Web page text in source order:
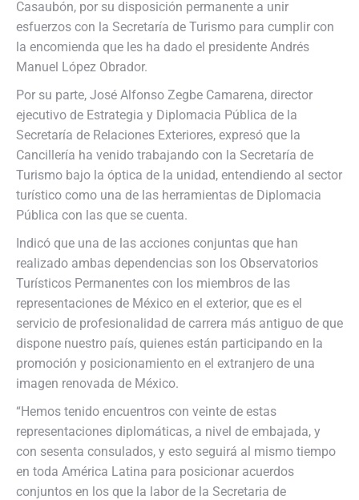
Casaubón, por su disposición permanente a unir
esfuerzos con la Secretaría de Turismo para cumplir con
la encomienda que les ha dado el presidente Andrés
Manuel López Obrador.
Por su parte, José Alfonso Zegbe Camarena, director
ejecutivo de Estrategia y Diplomacia Pública de la
Secretaría de Relaciones Exteriores, expresó que la
Cancillería ha venido trabajando con la Secretaría de
Turismo bajo la óptica de la unidad, entendiendo al sector
turístico como una de las herramientas de Diplomacia
Pública con las que se cuenta.
Indicó que una de las acciones conjuntas que han
realizado ambas dependencias son los Observatorios
Turísticos Permanentes con los miembros de las
representaciones de México en el exterior, que es el
servicio de profesionalidad de carrera más antiguo de que
dispone nuestro país, quienes están participando en la
promoción y posicionamiento en el extranjero de una
imagen renovada de México.
“Hemos tenido encuentros con veinte de estas
representaciones diplomáticas, a nivel de embajada, y
con sesenta consulados, y esto seguirá al mismo tiempo
en toda América Latina para posicionar acuerdos
conjuntos en los que la labor de la Secretaria de